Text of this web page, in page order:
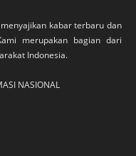
kabar terbaru dan
merupakan bagian dari
Indonesia.
NASIONAL